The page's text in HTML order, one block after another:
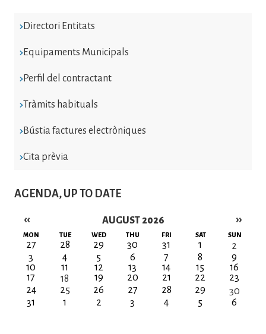
Directori Entitats
Equipaments Municipals
Perfil del contractant
Tràmits habituals
Bústia factures electròniques
Cita prèvia
AGENDA, UP TO DATE
AUGUST 2026
Pagination
‹‹ ››
MON TUE WED THU FRI SAT SUN
27 28 29 30 31 1
2
3
4 5 6 7 8
9
10
11 12 13 14 15
16
17
18 19 20 21 22
23
24
25 26 27 28 29
30
31
1 2 3 4 5 6